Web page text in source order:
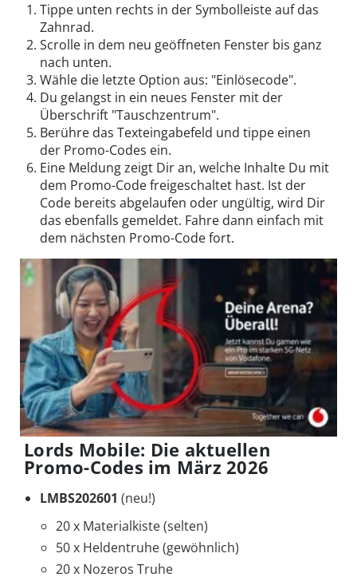
Tippe unten rechts in der Symbolleiste auf das
Zahnrad.
Scrolle in dem neu geöffneten Fenster bis ganz
nach unten.
Wähle die letzte Option aus: "Einlösecode".
Du gelangst in ein neues Fenster mit der
Überschrift "Tauschzentrum".
Berühre das Texteingabefeld und tippe einen
der Promo-Codes ein.
Eine Meldung zeigt Dir an, welche Inhalte Du mit
dem Promo-Code freigeschaltet hast. Ist der
Code bereits abgelaufen oder ungültig, wird Dir
das ebenfalls gemeldet. Fahre dann einfach mit
dem nächsten Promo-Code fort.
Lords Mobile: Die aktuellen
Promo-Codes im März 2026
LMBS202601 (neu!)
20 x Materialkiste (selten)
50 x Heldentruhe (gewöhnlich)
20 x Nozeros Truhe